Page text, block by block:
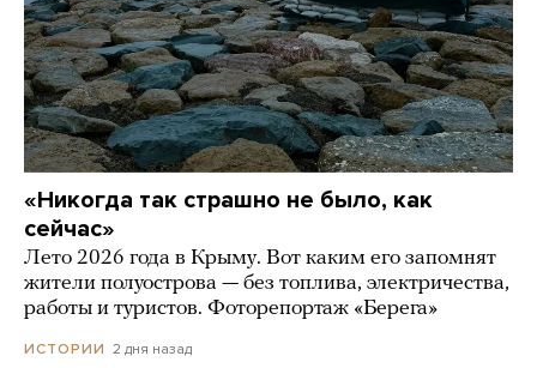
«Никогда так страшно не было, как
сейчас»
Лето 2026 года в Крыму. Вот каким его запомнят
жители полуострова — без топлива, электричества,
работы и туристов. Фоторепортаж «Берега»
ИСТОРИИ 2 дня назад